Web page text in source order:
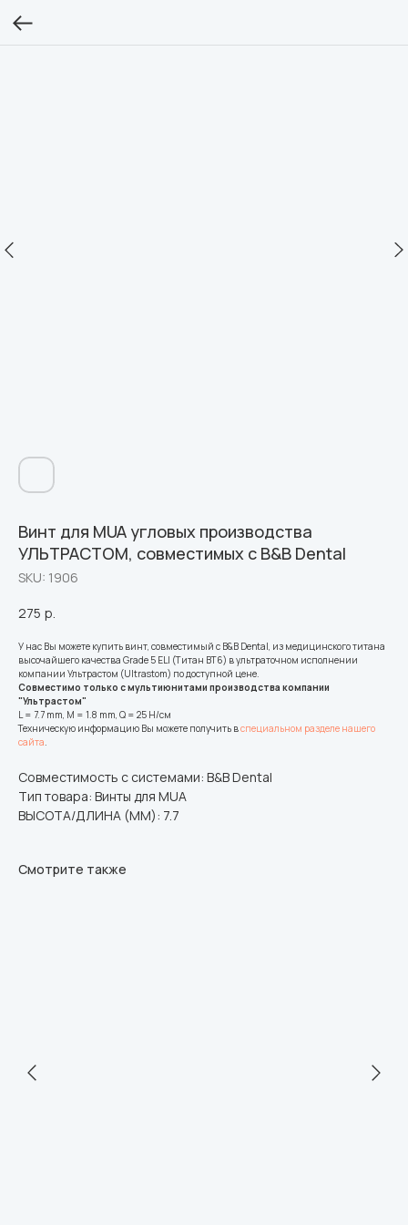
Винт для MUA угловых производства
УЛЬТРАСТОМ, совместимых с В&B Dental
SKU: 1906
275 р.
У нас Вы можете купить винт, совместимый с B&B Dental, из медицинского титана
высочайшего качества Grade 5 ELI (Титан ВТ6) в ультраточном исполнении
компании Ультрастом (Ultrastom) по доступной цене.
Совместимо только с мультиюнитами производства компании
"Ультрастом"
L = 7.7 mm, M = 1.8 mm, Q = 25 Н/см
Техническую информацию Вы можете получить вспециальном разделе нашего
сайта.
Совместимость с системами: B&B Dental
Тип товара: Винты для MUA
ВЫСОТА/ДЛИНА (ММ): 7.7
Смотрите также